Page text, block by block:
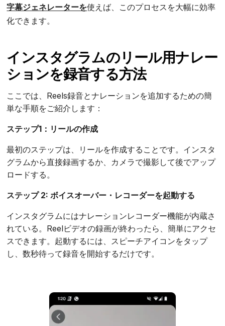
字幕ジェネレーターを使えば、このプロセスを大幅に効率
化できます。
インスタグラムのリール用ナレー
ションを録音する方法
ここでは、Reels録音とナレーションを追加するための簡
単な手順をご紹介します：
ステップ1：リールの作成
最初のステップは、リールを作成することです。インスタ
グラムから直接録画するか、カメラで撮影して後でアップ
ロードする。
ステップ 2: ボイスオーバー・レコーダーを起動する
インスタグラムにはナレーションレコーダー機能が内蔵さ
れている。Reelビデオの録画が終わったら、簡単にアクセ
スできます。起動するには、スピーチアイコンをタップ
し、数秒待って録音を開始するだけです。